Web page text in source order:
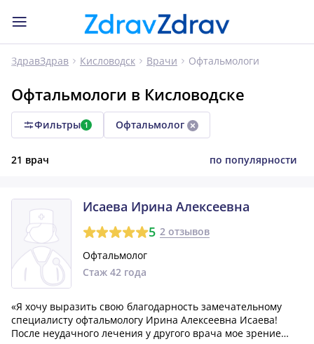
ЗдравЗдрав Кисловодск Врачи Офтальмологи
Офтальмологи в Кисловодске
Фильтры 1 Офтальмолог
21 врач по популярности
Исаева Ирина Алексеевна
5 2 отзывов
Офтальмолог
Стаж 42 года
«Я хочу выразить свою благодарность замечательному
специалисту офтальмологу Ирина Алексеевна Исаева!
После неудачного лечения у другого врача мое зрение